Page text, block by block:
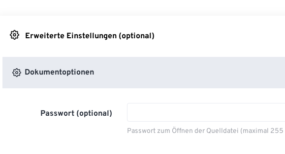
Erweiterte Einstellungen (optional)
Dokumentoptionen
Passwort (optional)
Passwort zum Öffnen der Quelldatei (maximal